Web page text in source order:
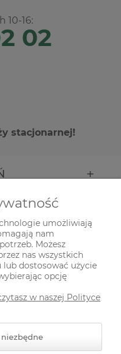
10-16:
02
stacjonarnej!
umożliwiają
nam
Możesz
nas wszystkich
dostosować użycie
opcję
w naszej Polityce